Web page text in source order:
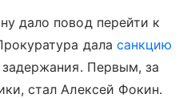
дало повод перейти к
дала санкцию
Первым, за
стал Алексей Фокин.